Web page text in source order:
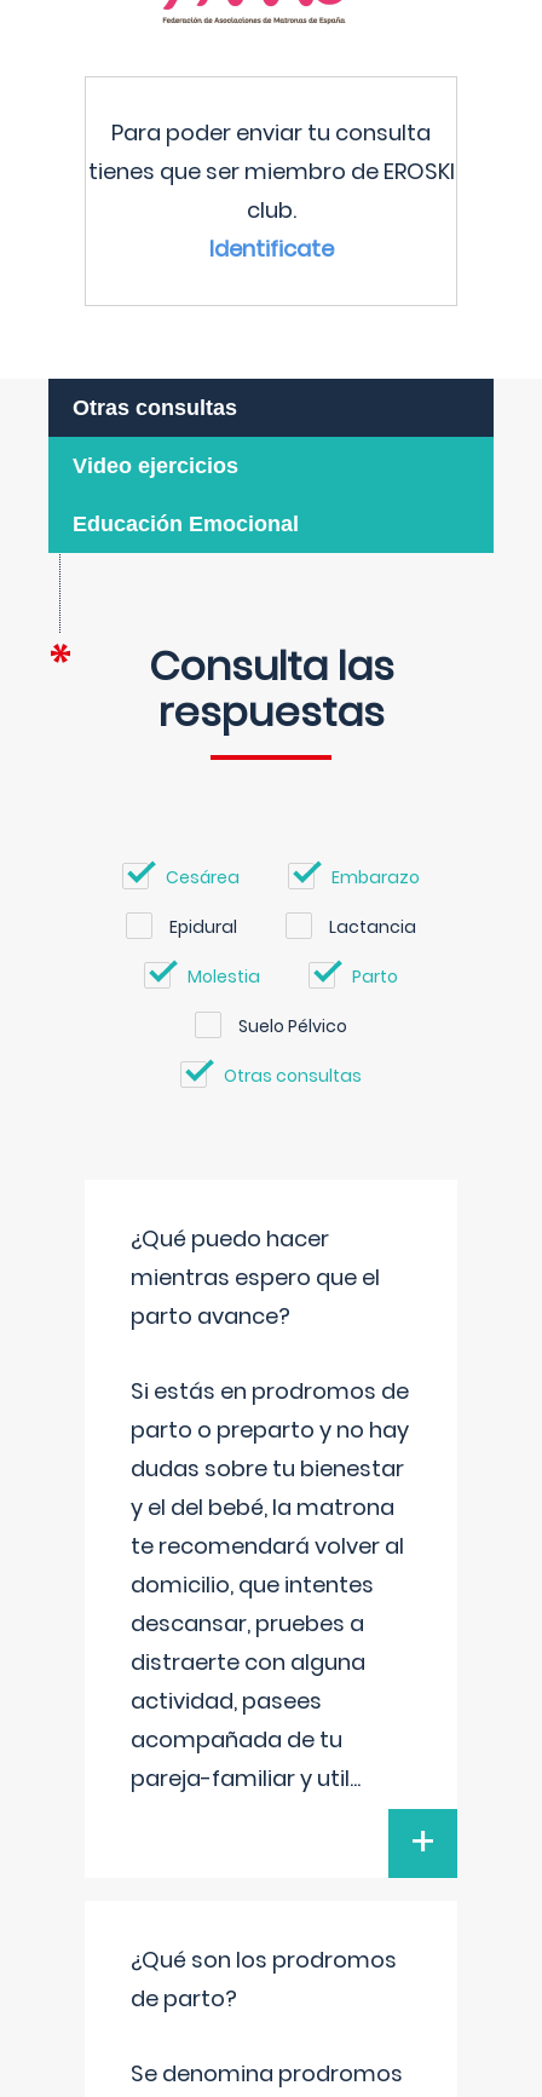
Para poder enviar tu consulta
tienes que ser miembro de EROSKI
club.
Identificate
Otras consultas
Video ejercicios
Educación Emocional
Consulta las
respuestas
Cesárea Embarazo
Epidural Lactancia
Molestia Parto
Suelo Pélvico
Otras consultas
¿Qué puedo hacer
mientras espero que el
parto avance?
Si estás en prodromos de
parto o preparto y no hay
dudas sobre tu bienestar
y el del bebé, la matrona
te recomendará volver al
domicilio, que intentes
descansar, pruebes a
distraerte con alguna
actividad, pasees
acompañada de tu
pareja-familiar y util...
+
¿Qué son los prodromos
de parto?
Se denomina prodromos